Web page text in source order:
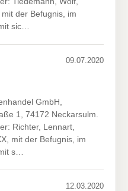
der Befugnis, im
sic…
09.07.2020
GmbH,
1, 74172 Neckarsulm.
Richter, Lennart,
mit der Befugnis, im
s…
12.03.2020